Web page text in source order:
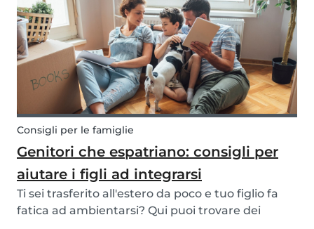
Consigli per le famiglie
Genitori che espatriano: consigli per
aiutare i figli ad integrarsi
Ti sei trasferito all'estero da poco e tuo figlio fa
fatica ad ambientarsi? Qui puoi trovare dei